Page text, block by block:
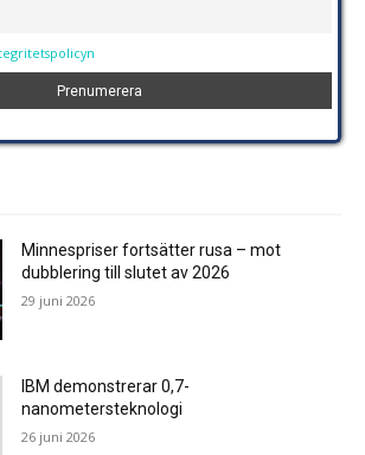
Minnespriser fortsätter rusa – mot
dubblering till slutet av 2026
29 juni 2026
IBM demonstrerar 0,7-
nanometersteknologi
26 juni 2026